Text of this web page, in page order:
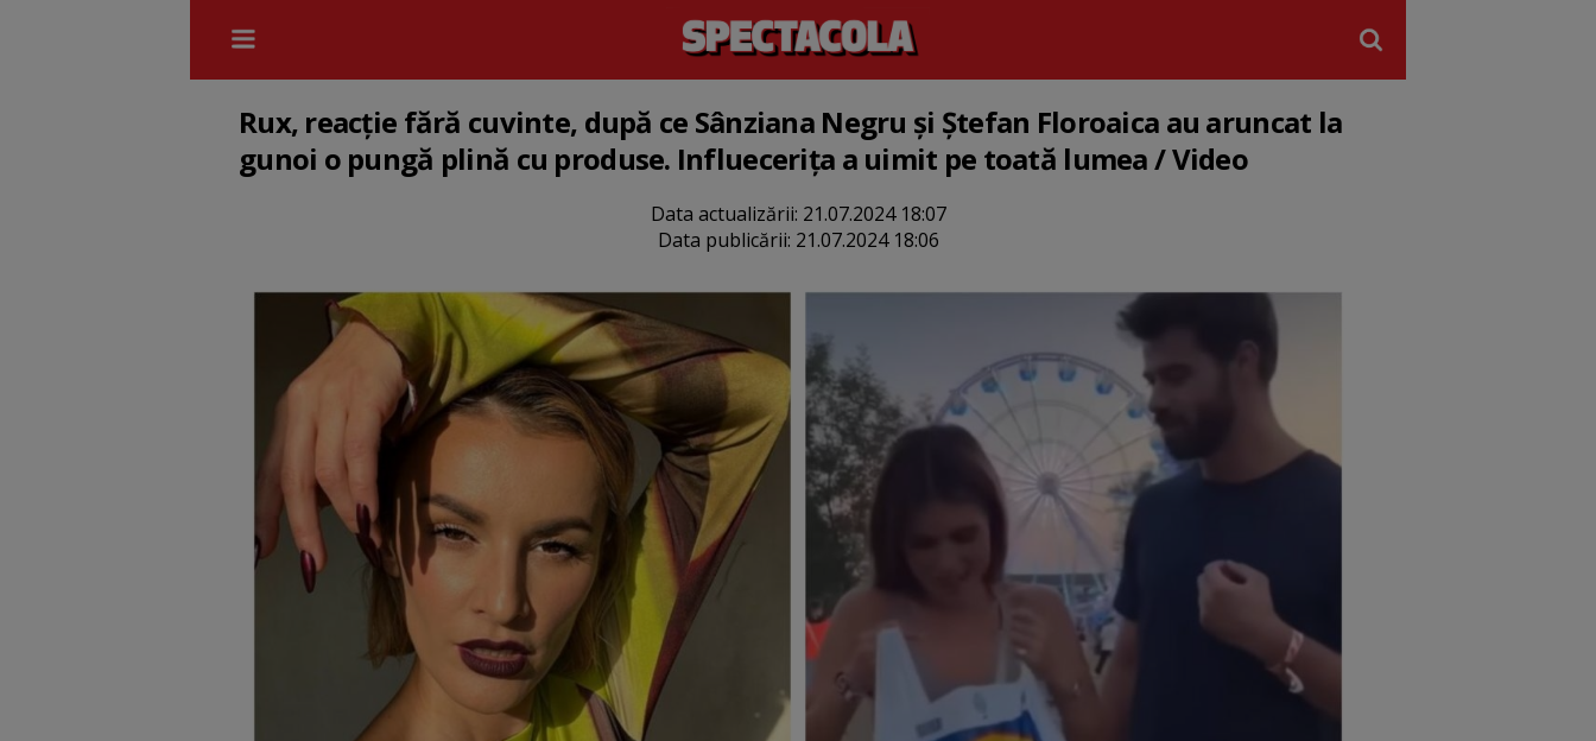
Rux, reacție fără cuvinte, după ce Sânziana Negru și Ștefan Floroaica au aruncat la
gunoi o pungă plină cu produse. Influecerița a uimit pe toată lumea / Video
Data actualizării: 21.07.2024 18:07
Data publicării: 21.07.2024 18:06